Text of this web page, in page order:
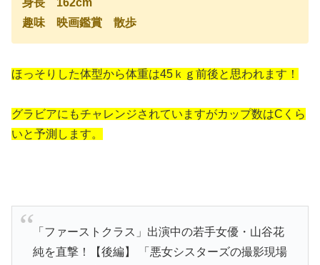
趣味 映画鑑賞 散歩
ほっそりした体型から体重は45ｋｇ前後と思われます！
グラビアにもチャレンジされていますがカップ数はCくら
いと予測します。
「ファーストクラス」出演中の若手女優・山谷花
純を直撃！【後編】 「悪女シスターズの撮影現場